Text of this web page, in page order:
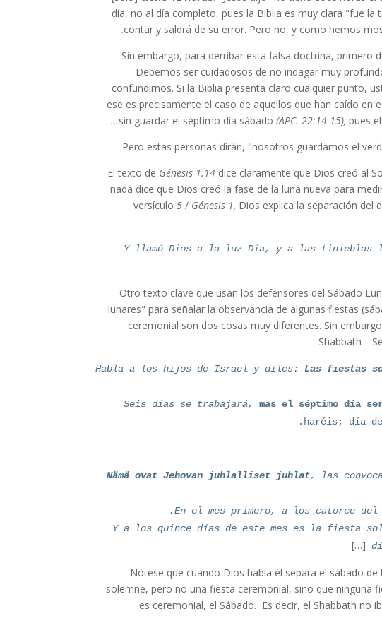
día, no al día completo, pues la Biblia es muy clara "fue
contar y saldrá de su error. Pero no, y como hemos
Sin embargo, para derribar esta falsa doctrina,
Debemos ser cuidadosos de no indagar muy
confundirnos. Si la Biblia presenta claro cualquier punto,
ese es precisamente el caso de aquellos que han caído
sin guardar el séptimo día sábado (APC. 22:14-15), pues
Pero estas personas dirán, "nosotros guardamos el
El texto de Génesis 1:14 dice claramente que Dios creó al
nada dice que Dios creó la fase de la luna nueva para
versículo5 / Génesis 1, Dios explica la separación del
Y llamó Dios a la luz Día, y a las tinieblas
Otro texto clave que usan los defensores del Sábado
lunares" para señalar la observancia de algunas fiestas
ceremonial son dos cosas muy diferentes. Sin
Habla a los hijos de Israel y diles:Las fiestas
Seis días se trabajará, mas el séptimo día
haréis; día de
Nämä ovat Jehovan juhlalliset juhlat, las
En el mes primero, a los catorce del
Y a los quince días de este mes es la fiesta
[…]
Nótese que cuando Dios habla él separa el sábado
solemne, pero no una fiesta ceremonial, sino que
es ceremonial, el Sábado. Es decir, el Shabbath no